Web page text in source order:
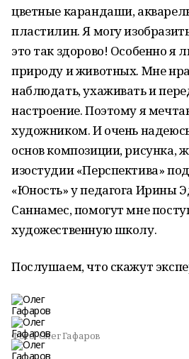
цветные карандаши,
пластилин. Я могу
это так здорово! Особенно я
природу и животных. Мне
наблюдать, ухаживать и
настроение. Поэтому я
художником. И очень
основ композиции, рисунка,
изостудии «Перспектива»
«Юность» у педагога Ирины
Саннамес, помогут мне
художественную школу.
Послушаем, что скажут
Фото: Олег Гафаров